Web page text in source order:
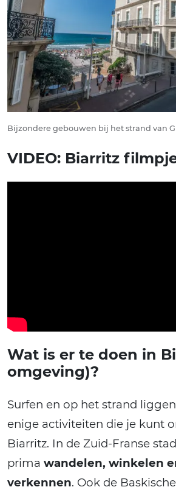
Bijzondere gebouwen bij het strand van
VIDEO: Biarritz
Wat is er te doen in
omgeving)?
Surfen en op het strand
enige activiteiten die je kunt
Biarritz. In de Zuid-Franse
prima wandelen, winkelen
verkennen. Ook de